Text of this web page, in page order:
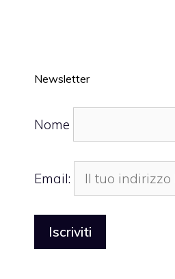
Newsletter
Nome
Email: